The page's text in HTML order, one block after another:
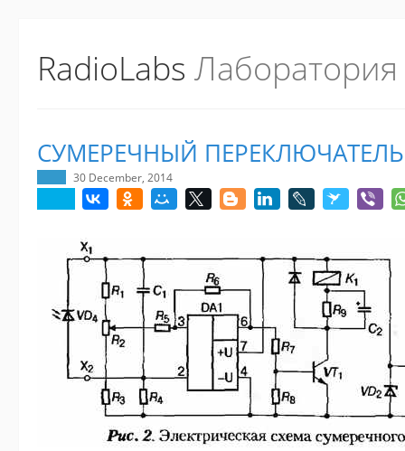
RadioLabs
СУМЕРЕЧНЫЙ ПЕРЕКЛЮЧАТЕЛЬ
30 December, 2014